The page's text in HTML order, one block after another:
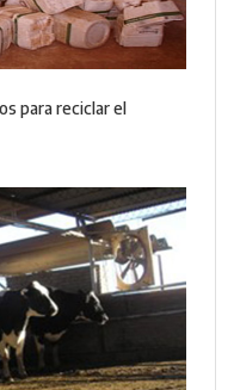
para reciclar el